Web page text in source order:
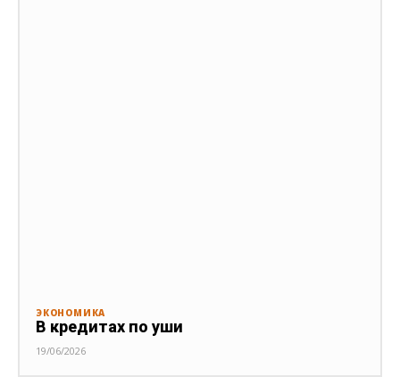
ЭКОНОМИКА
В кредитах по уши
19/06/2026